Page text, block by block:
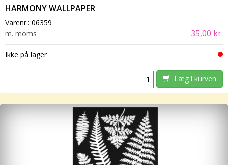
HARMONY WALLPAPER
Varenr.: 06359
m. moms
35,00 kr.
Ikke på lager
Læg i kurven